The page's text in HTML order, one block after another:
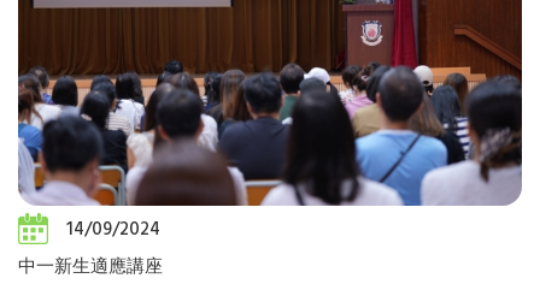
14/09/2024
中一新生適應講座